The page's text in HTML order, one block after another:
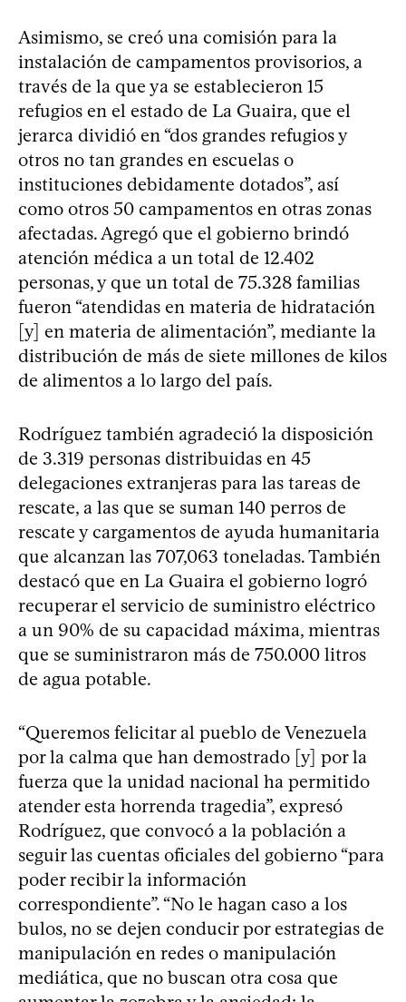
Asimismo, se creó una comisión para la
instalación de campamentos provisorios, a
través de la que ya se establecieron 15
refugios en el estado de La Guaira, que el
jerarca dividió en “dos grandes refugios y
otros no tan grandes en escuelas o
instituciones debidamente dotados”, así
como otros 50 campamentos en otras zonas
afectadas. Agregó que el gobierno brindó
atención médica a un total de 12.402
personas, y que un total de 75.328 familias
fueron “atendidas en materia de hidratación
[y] en materia de alimentación”, mediante la
distribución de más de siete millones de kilos
de alimentos a lo largo del país.
Rodríguez también agradeció la disposición
de 3.319 personas distribuidas en 45
delegaciones extranjeras para las tareas de
rescate, a las que se suman 140 perros de
rescate y cargamentos de ayuda humanitaria
que alcanzan las 707,063 toneladas. También
destacó que en La Guaira el gobierno logró
recuperar el servicio de suministro eléctrico
a un 90% de su capacidad máxima, mientras
que se suministraron más de 750.000 litros
de agua potable.
“Queremos felicitar al pueblo de Venezuela
por la calma que han demostrado [y] por la
fuerza que la unidad nacional ha permitido
atender esta horrenda tragedia”, expresó
Rodríguez, que convocó a la población a
seguir las cuentas oficiales del gobierno “para
poder recibir la información
correspondiente”. “No le hagan caso a los
bulos, no se dejen conducir por estrategias de
manipulación en redes o manipulación
mediática, que no buscan otra cosa que